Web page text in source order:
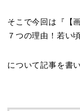
そこで今回は『【
７つの理由！若い
について記事を書